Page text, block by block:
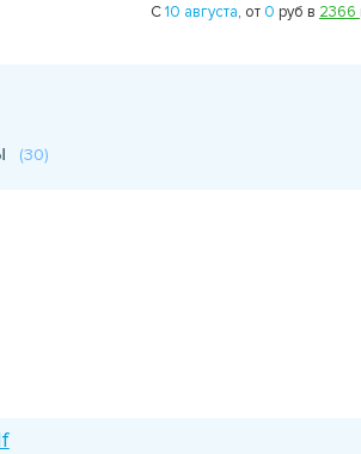
С10 августа, от 0 руб в 2366
(30)